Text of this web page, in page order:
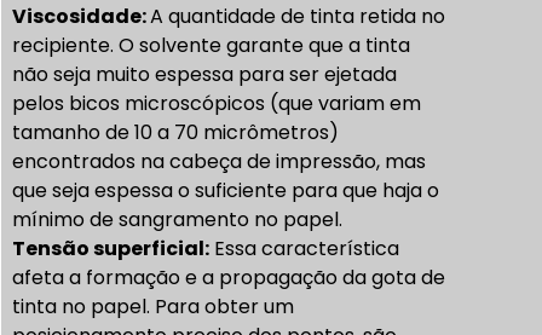
Viscosidade:A quantidade de tinta retida no
recipiente. O solvente garante que a tinta
não seja muito espessa para ser ejetada
pelos bicos microscópicos (que variam em
tamanho de 10 a 70 micrômetros)
encontrados na cabeça de impressão, mas
que seja espessa o suficiente para que haja o
mínimo de sangramento no papel.
Tensão superficial: Essa característica
afeta a formação e a propagação da gota de
tinta no papel. Para obter um